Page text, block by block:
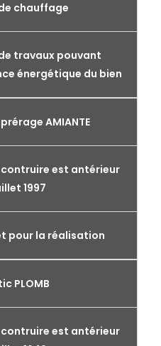
chauffage
travaux pouvant
énergétique du bien
AMIANTE
contruire est antérieur
1997
pour la réalisation
PLOMB
contruire est antérieur